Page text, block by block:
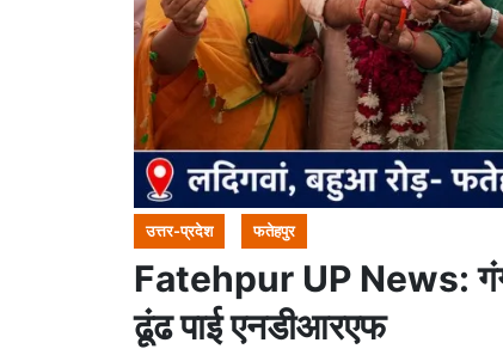
उत्तर-प्रदेश फतेहपुर
Fatehpur UP News: गंगा
ढूंढ पाई एनडीआरएफ